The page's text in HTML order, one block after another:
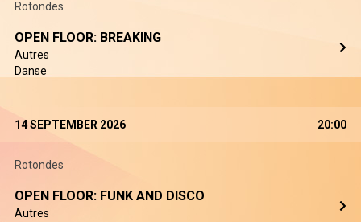
Rotondes
OPEN FLOOR: BREAKING
Autres
Danse
14 SEPTEMBER 2026 20:00
Rotondes
OPEN FLOOR: FUNK AND DISCO
Autres